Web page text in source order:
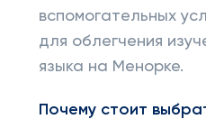
вспомогательных
для облегчения
языка на Менорке.
Почему стоит